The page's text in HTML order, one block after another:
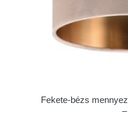
Fekete-bézs